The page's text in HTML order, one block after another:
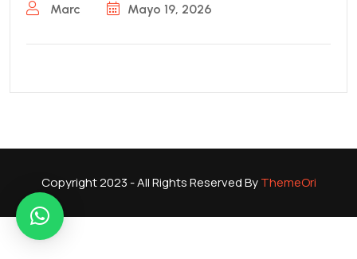
Marc Mayo 19, 2026
Copyright 2023 - All Rights Reserved ByThemeOri